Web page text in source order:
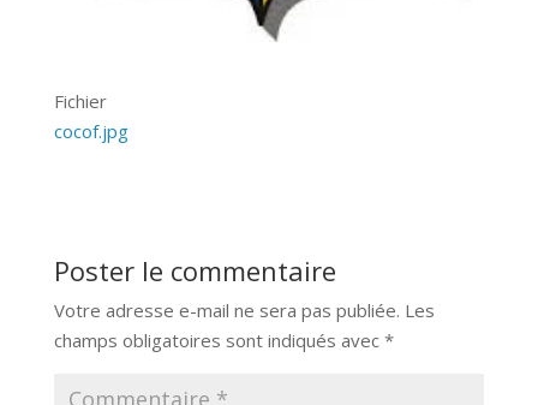
Fichier
cocof.jpg
Poster le commentaire
Votre adresse e-mail ne sera pas publiée. Les
champs obligatoires sont indiqués avec *